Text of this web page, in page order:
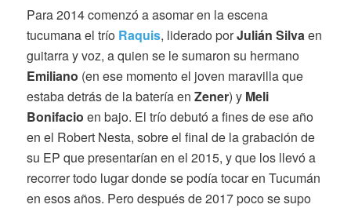
Para 2014 comenzó a asomar en la escena
tucumana el trío Raquis, liderado porJulián Silva en
guitarra y voz, a quien se le sumaron su hermano
Emiliano (en ese momento el joven maravilla que
estaba detrás de la batería en Zener) y Meli
Bonifacio en bajo. El trío debutó a fines de ese año
en el Robert Nesta, sobre el final de la grabación de
su EP que presentarían en el 2015, y que los llevó a
recorrer todo lugar donde se podía tocar en Tucumán
en esos años. Pero después de 2017 poco se supo